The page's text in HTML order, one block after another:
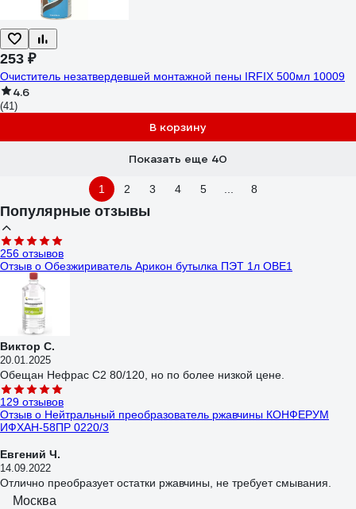
253 ₽
Очиститель незатвердевшей монтажной пены IRFIX 500мл 10009
4.6
(41)
В корзину
Показать еще 40
1 2 3 4 5 8
Популярные отзывы
256 отзывов
Отзыв о Обезжириватель Арикон бутылка ПЭТ 1л OBE1
Виктор С.
20.01.2025
Обещан Нефрас С2 80/120, но по более низкой цене.
129 отзывов
Отзыв о Нейтральный преобразователь ржавчины КОНФЕРУМ
ИФХАН-58ПР 0220/3
Евгений Ч.
14.09.2022
Отлично преобразует остатки ржавчины, не требует смывания.
Работает гораздо быстрее кислотных преобразователей!
Москва